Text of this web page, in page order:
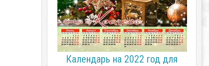
Календарь на 2022 год для